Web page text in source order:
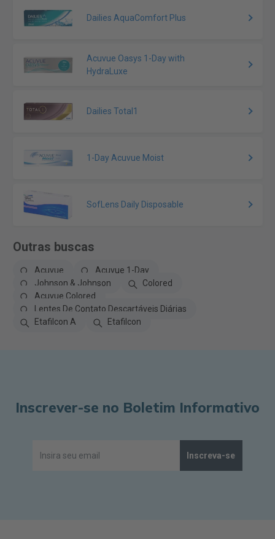
Dailies AquaComfort Plus
Acuvue Oasys 1-Day with
HydraLuxe
Dailies Total1
1-Day Acuvue Moist
SofLens Daily Disposable
Outras buscas
Acuvue
Acuvue 1-Day
Johnson & Johnson
Colored
Acuvue Colored
Lentes De Contato Descartáveis Diárias
Etafilcon A
Etafilcon
Inscrever-se no Boletim Informativo
Inscreva-se